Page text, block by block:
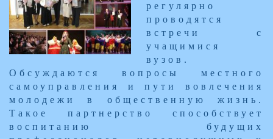
регулярно
проводятся
встречи с
учащимися
вузов.
Обсуждаются вопросы местного
самоуправления и пути вовлечения
молодежи в общественную жизнь.
Такое партнерство способствует
воспитанию будущих